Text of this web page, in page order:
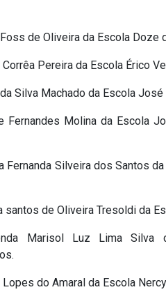
de Oliveira da Escola Doze
Pereira da Escola Érico
Silva Machado da Escola José
Fernandes Molina da Escola
Fernanda Silveira dos Santos
santos de Oliveira Tresoldi da
Marisol Luz Lima Silva
do Amaral da Escola